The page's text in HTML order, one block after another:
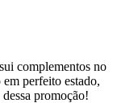
complementos no
perfeito estado,
promoção!